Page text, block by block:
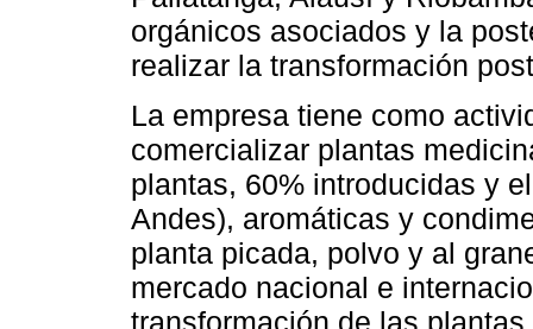
orgánicos asociados y la
realizar la transformación
La empresa tiene como
comercializar plantas
plantas, 60% introducidas y
Andes), aromáticas y
planta picada, polvo y al
mercado nacional e
transformación de las